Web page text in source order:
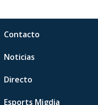
Contacto
Noticias
Directo
Esports Migdia